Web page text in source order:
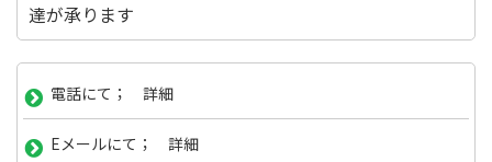
達が承ります
電話にて； 詳細
Eメールにて； 詳細